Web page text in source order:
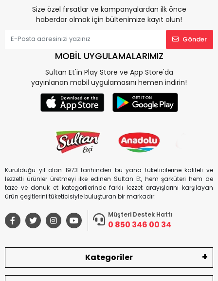
Size özel fırsatlar ve kampanyalardan ilk önce
haberdar olmak için bültenimize kayıt olun!
Gönder
MOBİL UYGULAMALARIMIZ
Sultan Et'in Play Store ve App Store'da
yayınlanan mobil uygulamasını hemen indirin!
Kurulduğu yıl olan 1973 tarihinden bu yana tüketicilerine kaliteli ve
lezzetli ürünler üretmeyi ilke edinen Sultan Et, hem şarküteri hem de
taze ve donuk et kategorilerinde farklı lezzet arayışlarını karşılayan
ürün çeşitlerini tüketicisiyle buluşturan bir markadır.
Müşteri Destek Hattı
0 850 346 00 34
Kategoriler